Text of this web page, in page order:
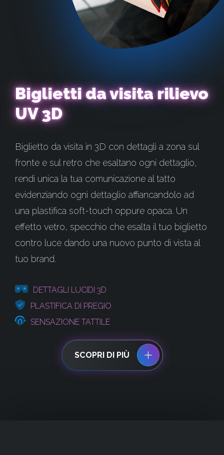
Biglietti da visita rilievo
UV 3D
Biglietto da visita in 3D con dettagli a zona sul
fronte e sul retro che esaltano ogni dettaglio,
rendi unica la tua comunicazione al tatto
evidenziando ogni dettaglio affiancandolo ad
una plastifica soft-touch oppure opaca. Un
effetto vetro, specchio che esalta il tuo biglietto
contro luce dando una nuovo punto di vista al
tuo brand.
DETTAGLI LUCIDI 3D
PLASTIFICA DI PREGIO
SENSAZIONE TATTILE
SCOPRI DI PIÙ